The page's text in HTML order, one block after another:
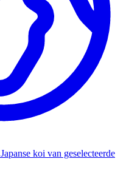
Japanse koi van geselecteerde